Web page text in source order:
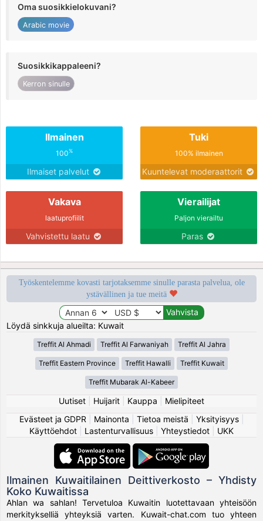
Oma suosikkielokuvani?
Arabic movie
Suosikkikappaleeni?
Kerron sinulle
Ilmainen
100%
Ilmaiset palvelut
Tuki
100% ilmainen
Kuuntelevat moderaattorit
Vakava
laatuprofiilit
Vahvistettu laatu
Vierailijat
Paljon vierailtu
Paras
Työskentelemme kovasti tarjotaksemme sinulle parasta palvelua, ole
ystävällinen ja tue meitä
Löydä sinkkuja alueilta: Kuwait
Treffit Al Ahmadi Treffit Al Farwaniyah Treffit Al Jahra
Treffit Eastern Province Treffit Hawalli Treffit Kuwait
Treffit Mubarak Al-Kabeer
Uutiset Huijarit Kauppa
Mielipiteet
Evästeet ja GDPR
Mainonta Tietoa meistä Yksityisyys|
Käyttöehdot
Lastenturvallisuus Yhteystiedot UKK
Ilmainen Kuwaitilainen Deittiverkosto – Yhdisty
Koko Kuwaitissa
Ahlan wa sahlan! Tervetuloa Kuwaitin luotettavaan yhteisöön
merkitykselliä yhteyksiä varten. Kuwait-chat.com tuo yhteen